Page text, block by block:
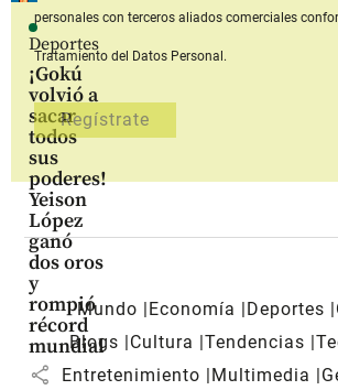
Deportes
¡Gokú
volvió a
sacar
todos
sus
poderes!
Yeison
López
ganó
dos oros
y
rompió
récord
mundial
share
personales con terceros aliados comerciales
Tratamiento del Datos Personal.
Mundo Economía Deportes
Blogs
Cultura Tendencias
Entretenimiento
Multimedia